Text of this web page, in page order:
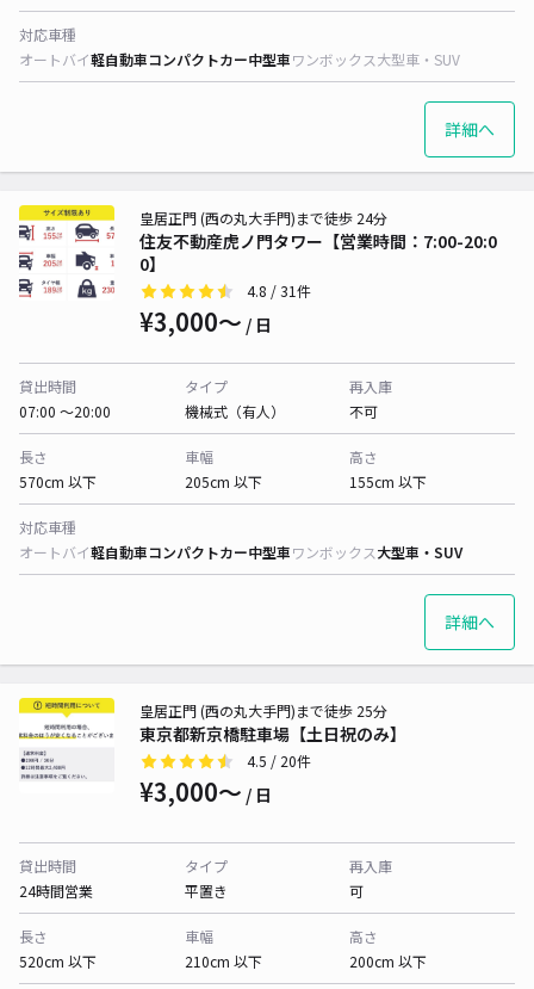
対応車種
オートバイ軽自動車コンパクトカー中型車ワンボックス大型車・SUV
詳細へ
住友不動産虎ノ門タワー【営業時間：7:00-20:0
0】
皇居正門 (西の丸大手門)まで徒歩 24分
4.8 / 31件
¥3,000〜 / 日
貸出時間
07:00 〜20:00
タイプ
機械式（有人）
再入庫
不可
長さ
570cm 以下
車幅
205cm 以下
高さ
155cm 以下
対応車種
オートバイ軽自動車コンパクトカー中型車ワンボックス大型車・SUV
詳細へ
東京都新京橋駐車場【土日祝のみ】
皇居正門 (西の丸大手門)まで徒歩 25分
4.5 / 20件
¥3,000〜 / 日
貸出時間
24時間営業
タイプ
平置き
再入庫
可
長さ
520cm 以下
車幅
210cm 以下
高さ
200cm 以下